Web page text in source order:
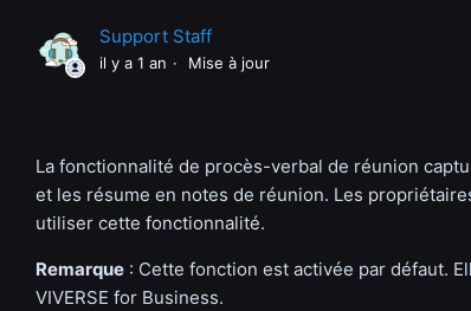
Support Staff
il y a 1 an Mise à jour
La fonctionnalité de procès-verbal de réunion
et les résume en notes de réunion. Les
utiliser cette fonctionnalité.
Remarque : Cette fonction est activée par défaut.
VIVERSE for Business.